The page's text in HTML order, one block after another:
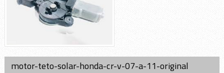
motor-teto-solar-honda-cr-v-07-a-11-original